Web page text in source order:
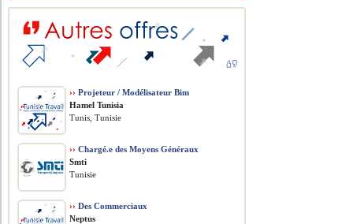
›› Projeteur / Modélisateur Bim
Hamel Tunisia
Tunis, Tunisie
›› Chargé.e des Moyens Généraux
Smti
Tunisie
›› Des Commerciaux
Neptus